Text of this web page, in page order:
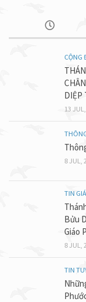
CỘNG
DIỆP
13
8 JUL,
TIN
Bửu
Giáo
8 JUL,
TIN